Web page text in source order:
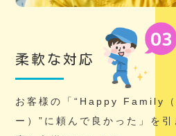
柔軟な対応
お客様の「“Happy Family（
ー）”に頼んで良かった」を